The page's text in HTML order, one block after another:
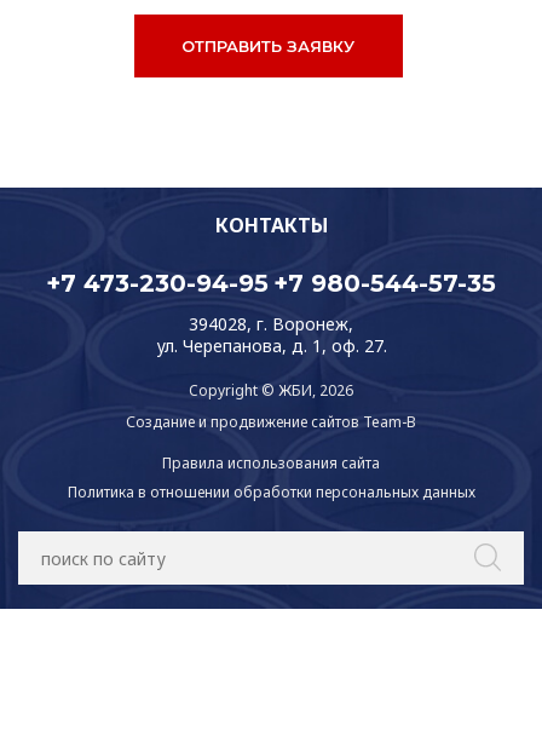
КОНТАКТЫ
+7 473-230-94-95 +7 980-544-57-35
394028, г. Воронеж,
ул. Черепанова, д. 1, оф. 27.
Copyright © ЖБИ, 2026
Создание и продвижение сайтов Team-B
Правила использования сайта
Политика в отношении обработки персональных данных